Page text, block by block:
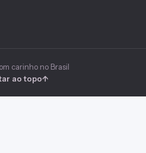
carinho no Brasil
ao topo↑